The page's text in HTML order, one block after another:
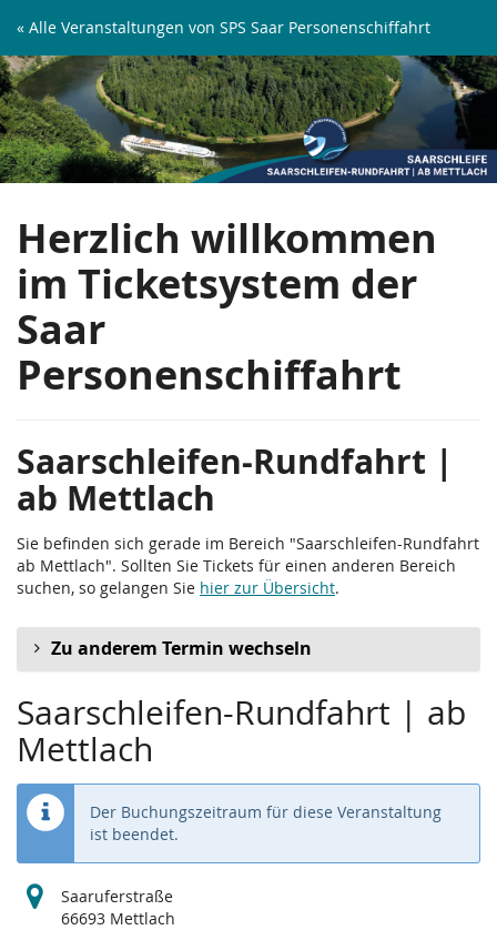
Zum
Inhalt
springen
« Alle Veranstaltungen von SPS Saar Personenschiffahrt
Saarschleifen-
Rundfahrt
|
ab
Mettlach
Herzlich willkommen
im Ticketsystem der
Saar
Personenschiffahrt
Saarschleifen-Rundfahrt |
ab Mettlach
Sie befinden sich gerade im Bereich "Saarschleifen-Rundfahrt
ab Mettlach". Sollten Sie Tickets für einen anderen Bereich
suchen, so gelangen Sie hier zur Übersicht.
Zu anderem Termin wechseln
Saarschleifen-Rundfahrt | ab
Mettlach
Der Buchungszeitraum für diese Veranstaltung
ist beendet.
Saaruferstraße
66693 Mettlach